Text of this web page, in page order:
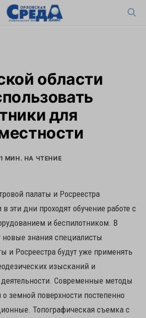
области
для
1 МИН. НА ЧТЕНИЕ
палаты и Росреестра
эти дни проходят обучение работе с
и беспилотником. В
знания специалисты
и Росреестра будут уже применять
изысканий и
деятельности. Современные методы
земной поверхности постепенно
Топографическая съемка с